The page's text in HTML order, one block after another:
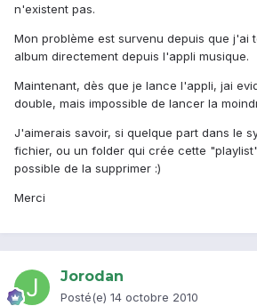
n'existent pas.
Mon problème est survenu depuis que j'ai
album directement depuis l'appli musique.
Maintenant, dès que je lance l'appli, jai
double, mais impossible de lancer la
J'aimerais savoir, si quelque part dans le
fichier, ou un folder qui crée cette
possible de la supprimer :)
Merci
Jorodan
Posté(e) 14 octobre 2010